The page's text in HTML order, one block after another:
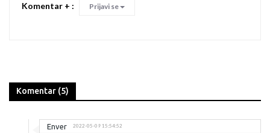
Komentar + : Prijavi se
Komentar (5)
Enver 2022-05-09 15:54:52